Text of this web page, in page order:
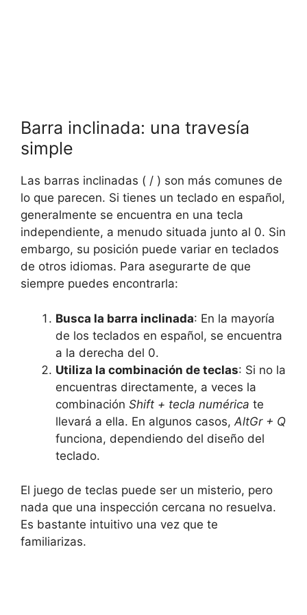
Barra inclinada: una travesía
⁢simple
Las barras inclinadas ‍( /‌ ) son más comunes de
lo que parecen. Si tienes un teclado en⁣ español,
generalmente se⁢ encuentra en una tecla
independiente, a menudo situada junto al 0. Sin
embargo, ‍su posición puede variar en teclados
de otros idiomas. Para ‌asegurarte de que
siempre puedes encontrarla:
Busca la barra inclinada: En la ​mayoría
de los teclados en español, se encuentra
⁢a la derecha del 0.
Utiliza la combinación de teclas: ‌Si no la
encuentras directamente, a ​veces ⁢la
combinación Shift + tecla numérica te
llevará a ella.⁢ En algunos casos, AltGr + Q
funciona, dependiendo del diseño del
teclado.
El juego⁢ de teclas​ puede⁢ ser un misterio, pero
nada que una inspección cercana no resuelva.
Es‍ bastante intuitivo una vez que te
familiarizas.